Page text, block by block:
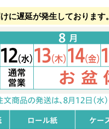
に遅延が発生しております。